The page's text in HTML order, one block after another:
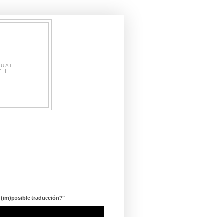
I
traducción?"